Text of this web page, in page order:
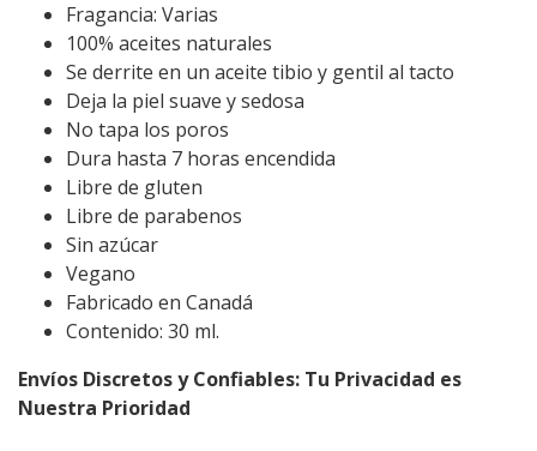
Fragancia: Varias
100% aceites naturales
Se derrite en un aceite tibio y gentil al tacto
Deja la piel suave y sedosa
No tapa los poros
Dura hasta 7 horas encendida
Libre de gluten
Libre de parabenos
Sin azúcar
Vegano
Fabricado en Canadá
Contenido: 30 ml.
Envíos Discretos y Confiables: Tu Privacidad es
Nuestra Prioridad